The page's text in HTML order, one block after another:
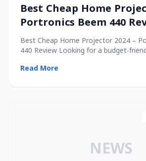
Best Cheap Home
Portronics Beem 440
Best Cheap Home Projector 2024 –
440 Review Looking for a budget-
Read More
NEWS